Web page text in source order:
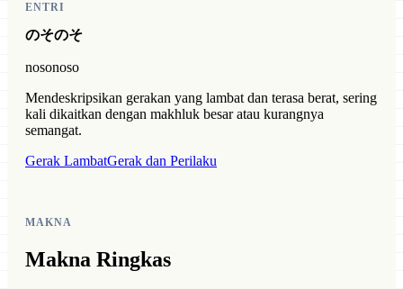
ENTRI
のそのそ
nosonoso
Mendeskripsikan gerakan yang lambat dan terasa berat, sering
kali dikaitkan dengan makhluk besar atau kurangnya
semangat.
Gerak LambatGerak dan Perilaku
MAKNA
Makna Ringkas